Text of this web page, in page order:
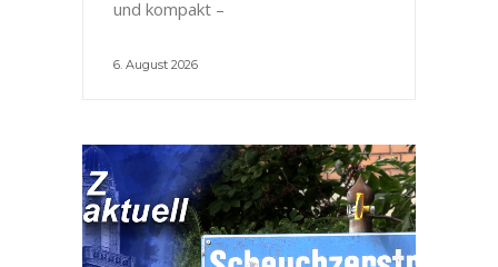
und kompakt –
6. August 2026